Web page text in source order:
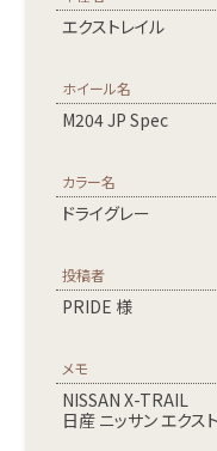
エクストレイル
ホイール名
M204 JP Spec
カラー名
ドライグレー
投稿者
PRIDE 様
メモ
NISSAN X-TRAIL
日産 ニッサン エクス